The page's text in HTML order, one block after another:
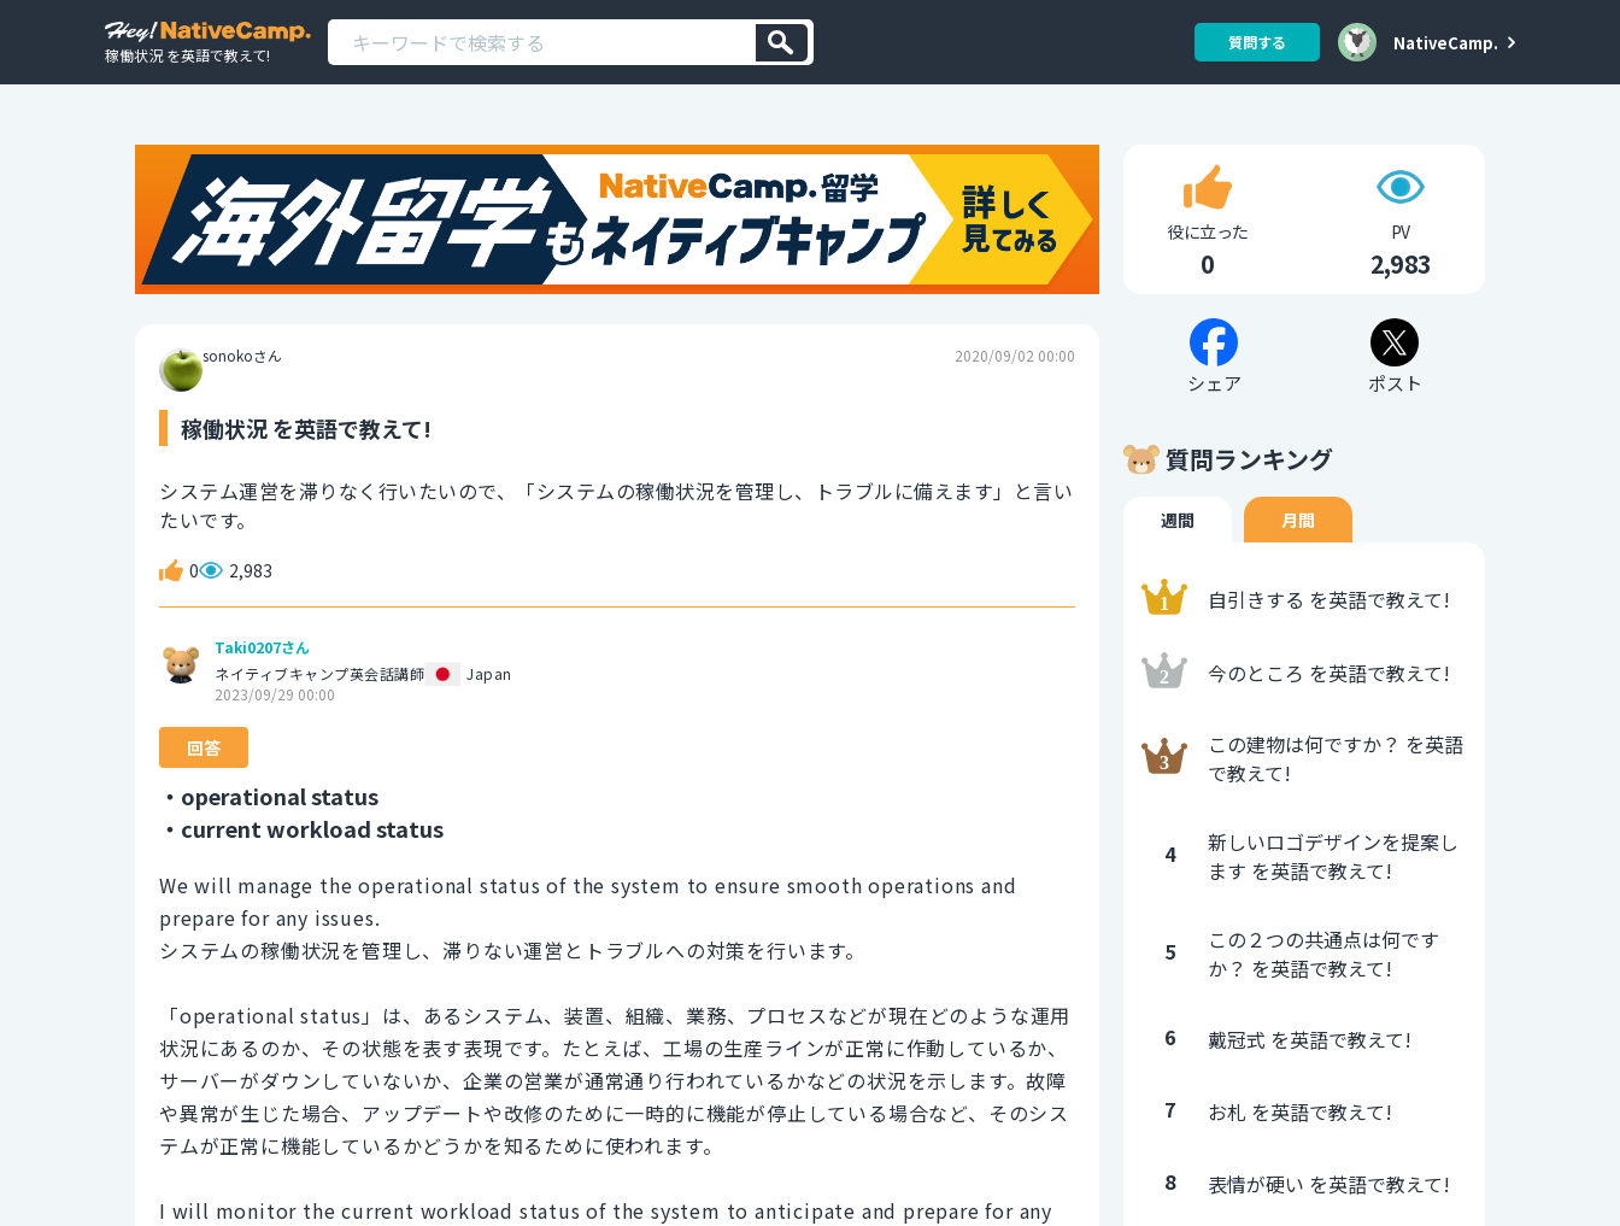
稼働状況 を英語で教えて!
質問する NativeCamp.
sonokoさん 2020/09/02 00:00
稼働状況 を英語で教えて!
システム運営を滞りなく行いたいので、「システムの稼働状況を管理し、トラブルに備えます」と言い
たいです。
0 2,983
Taki0207さん
ネイティブキャンプ英会話講師
Japan
2023/09/29 00:00
回答
・operational status
・current workload status
We will manage the operational status of the system to ensure smooth operations and
prepare for any issues.
システムの稼働状況を管理し、滞りない運営とトラブルへの対策を行います。
「operational status」は、あるシステム、装置、組織、業務、プロセスなどが現在どのような運用
状況にあるのか、その状態を表す表現です。たとえば、工場の生産ラインが正常に作動しているか、
サーバーがダウンしていないか、企業の営業が通常通り行われているかなどの状況を示します。故障
や異常が生じた場合、アップデートや改修のために一時的に機能が停止している場合など、そのシス
テムが正常に機能しているかどうかを知るために使われます。
I will monitor the current workload status of the system to anticipate and prepare for any
役に立った
0
PV
2,983
シェア ポスト
質問ランキング
週間 月間
自引きする を英語で教えて!
今のところ を英語で教えて!
この建物は何ですか？ を英語
で教えて!
4
新しいロゴデザインを提案し
ます を英語で教えて!
5
この２つの共通点は何です
か？ を英語で教えて!
6 戴冠式 を英語で教えて!
7 お札 を英語で教えて!
8 表情が硬い を英語で教えて!